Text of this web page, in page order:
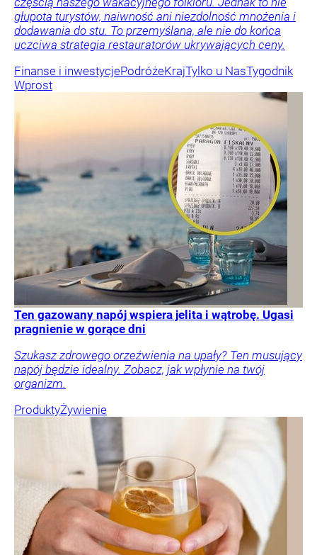
głupota turystów, naiwność ani niezdolność mnożenia i
dodawania do stu. To przemyślana, ale nie do końca
uczciwa strategia restauratorów ukrywających ceny.
Finanse i inwestycjePodróżeKrajTylko u NasTygodnik
Wprost
Ten gazowany napój wspiera jelita i wątrobę. Ugasi
pragnienie w gorące dni
Szukasz zdrowego orzeźwienia na upały? Ten musujący
napój będzie idealny. Zobacz, jak wpłynie na twój
organizm.
ProduktyŻywienie